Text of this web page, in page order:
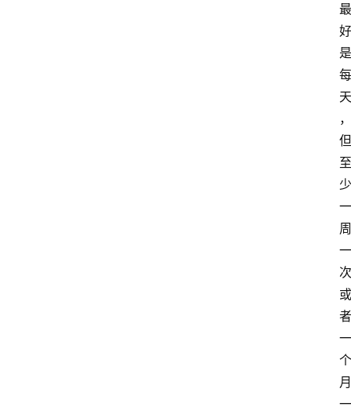
最
好
是
每
天
，
但
至
少
一
周
一
次
或
者
一
个
月
一